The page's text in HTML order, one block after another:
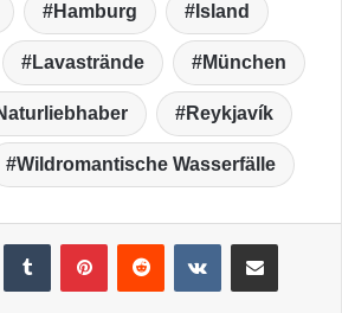
Hamburg Island
Lavastrände München
Reykjavík
Wildromantische Wasserfälle